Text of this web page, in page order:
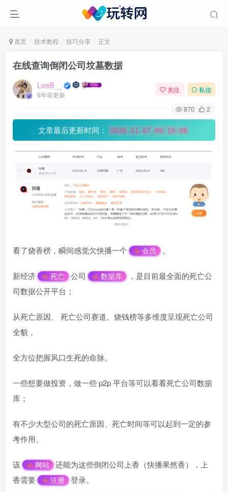
首页 技术教程 技巧分享 正文
在线查询倒闭公司坟墓数据
LoeB__
6年前更新
关注 私信
870 2
文章最后更新时间： 2020-11-07 09:10:08
看了烧香榜，瞬间感觉欠快播一个 会员 。
新经济 死亡 公司 数据库
，是目前最全面的死亡公
司数据公开平台；
从死亡原因、 死亡公司赛道、烧钱榜等多维度呈现死亡公司
全貌，
全方位把握风口生死的命脉。
一些想要做投资，做一些 p2p 平台等可以看看死亡公司数据
库；
有不少大型公司的死亡原因、死亡时间等可以起到一定的参
考作用。
该 网站
还能为这些倒闭公司上香（快播果然香），上
香需要
注册 登录。